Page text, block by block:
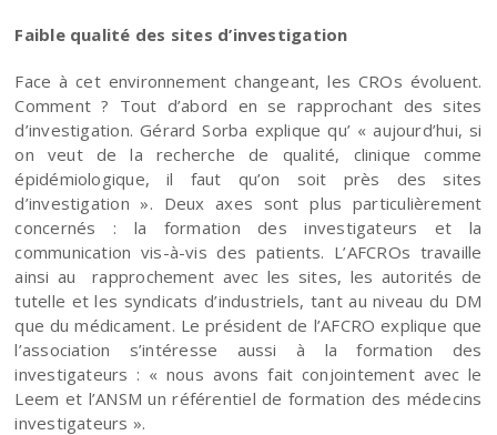
Faible qualité des sites d’investigation
Face à cet environnement changeant, les CROs évoluent.
Comment ? Tout d’abord en se rapprochant des sites
d’investigation. Gérard Sorba explique qu’ « aujourd’hui, si
on veut de la recherche de qualité, clinique comme
épidémiologique, il faut qu’on soit près des sites
d’investigation ». Deux axes sont plus particulièrement
concernés : la formation des investigateurs et la
communication vis-à-vis des patients. L’AFCROs travaille
ainsi au rapprochement avec les sites, les autorités de
tutelle et les syndicats d’industriels, tant au niveau du DM
que du médicament. Le président de l’AFCRO explique que
l’association s’intéresse aussi à la formation des
investigateurs : « nous avons fait conjointement avec le
Leem et l’ANSM un référentiel de formation des médecins
investigateurs ».